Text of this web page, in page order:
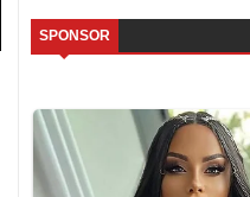
SPONSOR